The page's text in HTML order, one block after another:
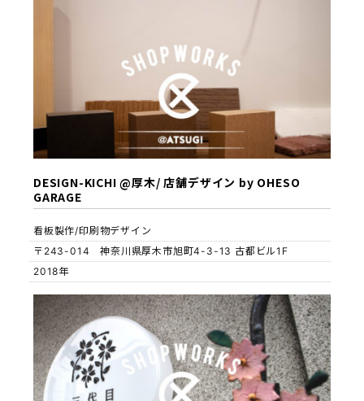
DESIGN-KICHI @厚木/ 店舗デザイン by OHESO
GARAGE
看板製作/印刷物デザイン
〒243-014 神奈川県厚木市旭町4-3-13 古都ビル1F
2018年